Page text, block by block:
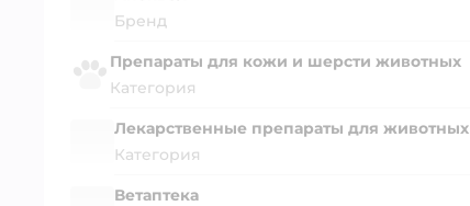
Бренд
Препараты для кожи и шерсти животных
Категория
Лекарственные препараты для животных
Категория
Ветаптека